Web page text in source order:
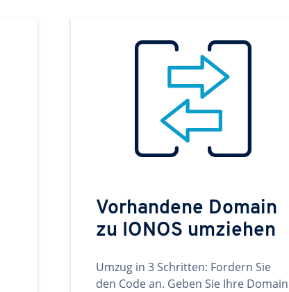
Vorhandene Domain
zu IONOS umziehen
Umzug in 3 Schritten: Fordern Sie
den Code an. Geben Sie Ihre Domain